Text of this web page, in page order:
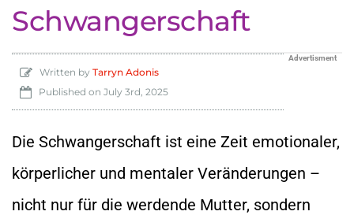
Schwangerschaft
Advertisment
Written by Tarryn Adonis
Published on July 3rd, 2025
Die Schwangerschaft ist eine Zeit emotionaler,
körperlicher und mentaler Veränderungen –
nicht nur für die werdende Mutter, sondern